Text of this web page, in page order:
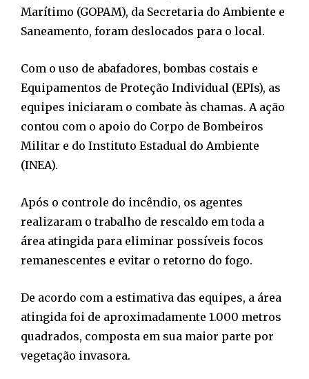
Marítimo (GOPAM), da Secretaria do Ambiente e
Saneamento, foram deslocados para o local.
Com o uso de abafadores, bombas costais e
Equipamentos de Proteção Individual (EPIs), as
equipes iniciaram o combate às chamas. A ação
contou com o apoio do Corpo de Bombeiros
Militar e do Instituto Estadual do Ambiente
(INEA).
Após o controle do incêndio, os agentes
realizaram o trabalho de rescaldo em toda a
área atingida para eliminar possíveis focos
remanescentes e evitar o retorno do fogo.
De acordo com a estimativa das equipes, a área
atingida foi de aproximadamente 1.000 metros
quadrados, composta em sua maior parte por
vegetação invasora.